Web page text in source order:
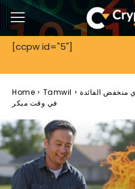
[ccpw id="5"]
Home Tamwil
منخفض الفائدة
في وقت مبكر